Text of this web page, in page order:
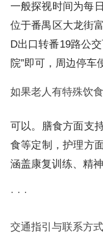
一般探视时间为每
位于番禺区大龙街
D出口转番19路公
院”即可，周边停车
如果老人有特殊饮
可以。膳食方面支
食等定制，护理方
涵盖康复训练、精
· · ·
交通指引与联系方式